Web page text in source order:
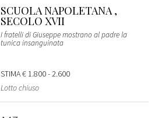
SCUOLA NAPOLETANA ,
SECOLO XVII
I fratelli di Giuseppe mostrano al padre la
tunica insanguinata
STIMA€ 1.800 - 2.600
Lotto chiuso